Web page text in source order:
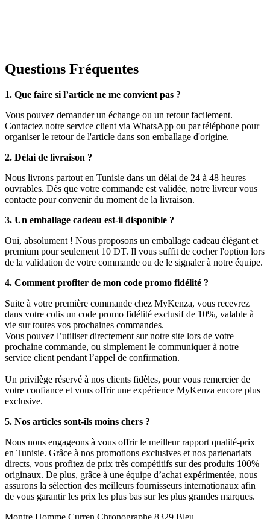
Questions Fréquentes
1. Que faire si l’article ne me convient pas ?
Vous pouvez demander un échange ou un retour facilement.
Contactez notre service client via WhatsApp ou par téléphone pour
organiser le retour de l'article dans son emballage d'origine.
2. Délai de livraison ?
Nous livrons partout en Tunisie dans un délai de 24 à 48 heures
ouvrables. Dès que votre commande est validée, notre livreur vous
contacte pour convenir du moment de la livraison.
3. Un emballage cadeau est-il disponible ?
Oui, absolument ! Nous proposons un emballage cadeau élégant et
premium pour seulement 10 DT. Il vous suffit de cocher l'option lors
de la validation de votre commande ou de le signaler à notre équipe.
4. Comment profiter de mon code promo fidélité ?
Suite à votre première commande chez MyKenza, vous recevrez
dans votre colis un code promo fidélité exclusif de 10%, valable à
vie sur toutes vos prochaines commandes.
Vous pouvez l’utiliser directement sur notre site lors de votre
prochaine commande, ou simplement le communiquer à notre
service client pendant l’appel de confirmation.
Un privilège réservé à nos clients fidèles, pour vous remercier de
votre confiance et vous offrir une expérience MyKenza encore plus
exclusive.
5. Nos articles sont-ils moins chers ?
Nous nous engageons à vous offrir le meilleur rapport qualité-prix
en Tunisie. Grâce à nos promotions exclusives et nos partenariats
directs, vous profitez de prix très compétitifs sur des produits 100%
originaux. De plus, grâce à une équipe d’achat expérimentée, nous
assurons la sélection des meilleurs fournisseurs internationaux afin
de vous garantir les prix les plus bas sur les plus grandes marques.
Montre Homme Curren Chronographe 8329 Bleu